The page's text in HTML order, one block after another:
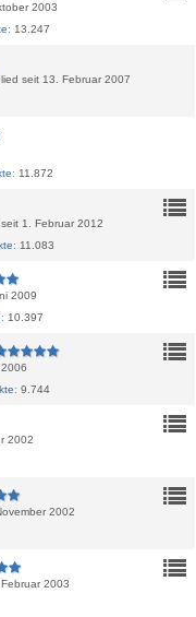
2003
13.247
seit 13. Februar 2007
11.872
1. Februar 2012
11.083
2009
10.397
9.744
2002
2002
2003